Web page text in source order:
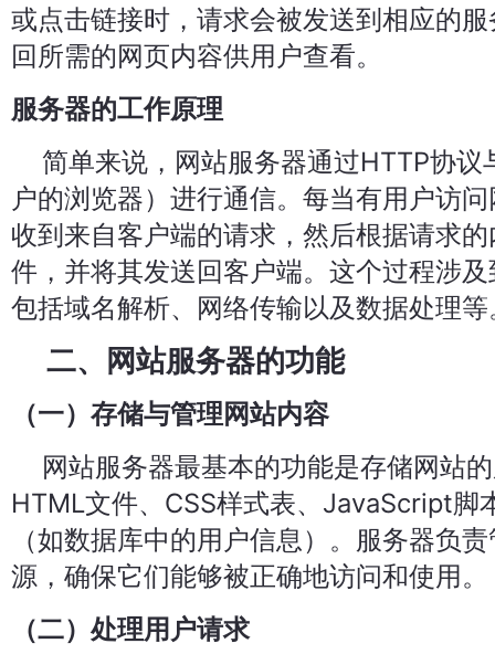
或点击链接时，请求会被发送到相应的
回所需的网页内容供用户查看。
服务器的工作原理
简单来说，网站服务器通过HTTP协议
户的浏览器）进行通信。每当有用户访
收到来自客户端的请求，然后根据请求
件，并将其发送回客户端。这个过程涉
包括域名解析、网络传输以及数据处理等
二、网站服务器的功能
（一）存储与管理网站内容
网站服务器最基本的功能是存储网站
HTML文件、CSS样式表、JavaScript脚
（如数据库中的用户信息）。服务器负
源，确保它们能够被正确地访问和使用。
（二）处理用户请求